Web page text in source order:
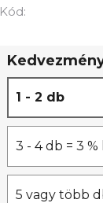
5-
csillag.
Kód:
1 - 2 db
3 - 4 db = 3
5 vagy több